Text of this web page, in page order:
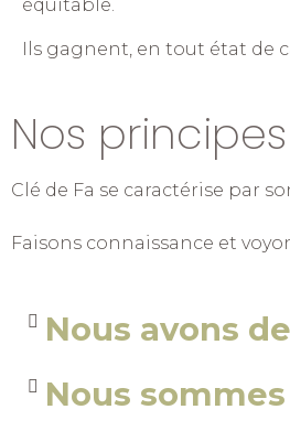
équitable.
Ils gagnent, en tout état de
Nos principes
Clé de Fa se caractérise par
Faisons connaissance et
Nous avons
Nous